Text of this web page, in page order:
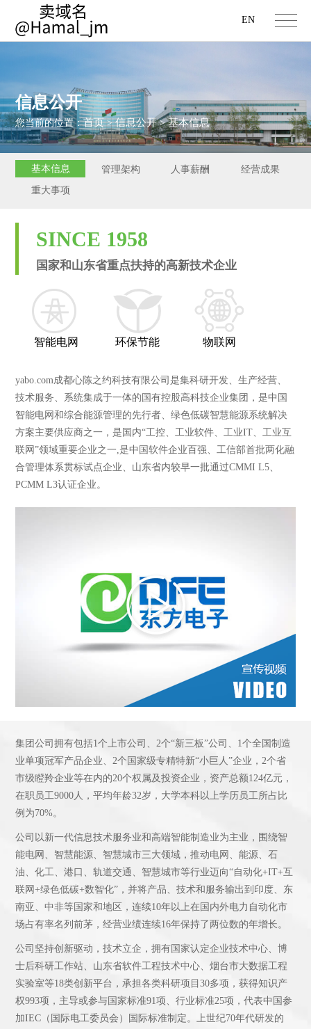
EN
信息公开
您当前的位置：首页>信息公开>基本信息
基本信息 管理架构 人事薪酬
经营成果
重大事项
SINCE 1958
国家和山东省重点扶持的高新技术企业
智能电网 环保节能 物联网
yabo.com成都心陈之约科技有限公司是集科研开发、生产经营、
技术服务、系统集成于一体的国有控股高科技企业集团，是中国
智能电网和综合能源管理的先行者、绿色低碳智慧能源系统解决
方案主要供应商之一，是国内“工控、工业软件、工业IT、工业互
联网”领域重要企业之一,是中国软件企业百强、工信部首批两化融
合管理体系贯标试点企业、山东省内较早一批通过CMMI L5、
PCMM L3认证企业。
集团公司拥有包括1个上市公司、2个“新三板”公司、1个全国制造
业单项冠军产品企业、2个国家级专精特新“小巨人”企业，2个省
市级瞪羚企业等在内的20个权属及投资企业，资产总额124亿元，
在职员工9000人，平均年龄32岁，大学本科以上学历员工所占比
例为70%。
公司以新一代信息技术服务业和高端智能制造业为主业，围绕智
能电网、智慧能源、智慧城市三大领域，推动电网、能源、石
油、化工、港口、轨道交通、智慧城市等行业迈向“自动化+IT+互
联网+绿色低碳+数智化”，并将产品、技术和服务输出到印度、东
南亚、中非等国家和地区，连续10年以上在国内外电力自动化市
场占有率名列前茅，经营业绩连续16年保持了两位数的年增长。
公司坚持创新驱动，技术立企，拥有国家认定企业技术中心、博
士后科研工作站、山东省软件工程技术中心、烟台市大数据工程
实验室等18类创新平台，承担各类科研项目30多项，获得知识产
权993项，主导或参与国家标准91项、行业标准25项，代表中国参
加IEC（国际电工委员会）国际标准制定。上世纪70年代研发的